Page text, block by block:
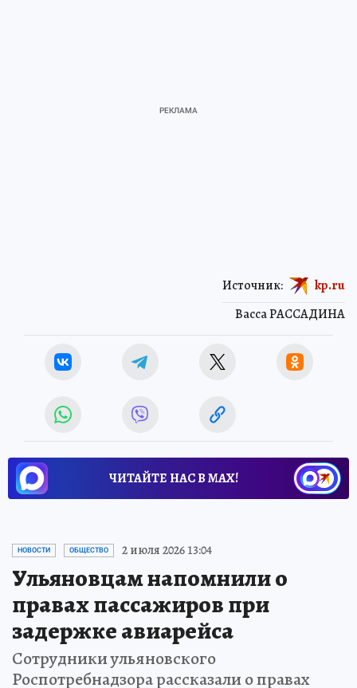
Васса РАССАДИНА
Источник: kp.ru
ЧИТАЙТЕ НАС В МАХ!
НОВОСТИ ОБЩЕСТВО 2 июля 2026 13:04
Ульяновцам напомнили о
правах пассажиров при
задержке авиарейса
Сотрудники ульяновского
Роспотребнадзора рассказали о правах